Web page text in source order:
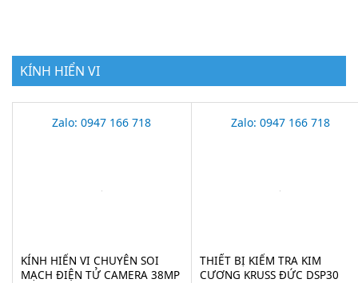
KÍNH HIỂN VI
Zalo: 0947 166 718
KÍNH HIỂN VI CHUYÊN SOI
MẠCH ĐIỆN TỬ CAMERA 38MP
Zalo: 0947 166 718
THIẾT BỊ KIỂM TRA KIM
CƯƠNG KRUSS ĐỨC DSP30